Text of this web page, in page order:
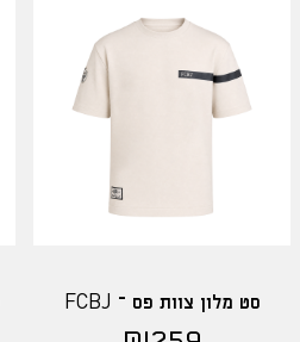
סט מלון צוות פס – FCBJ